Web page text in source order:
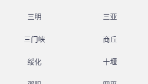
三明 三亚
三门峡 商丘
绥化 十堰